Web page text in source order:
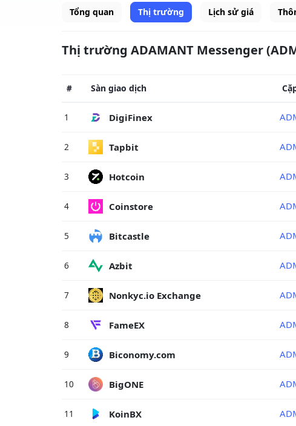
Tổng quan Thị trường Lịch sử giá
Thị trường ADAMANT Messenger
# Sàn giao dịch
1 DigiFinex
2 Tapbit
3 Hotcoin
4 Coinstore
5 Bitcastle
6 Azbit
7 Nonkyc.io Exchange
8 FameEX
9 Biconomy.com
10 BigONE
11 KoinBX